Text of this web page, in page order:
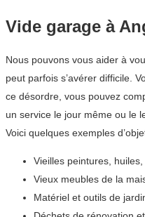
Vide garage à
Nous pouvons vous aider à
peut parfois s’avérer difficile.
ce désordre, vous pouvez
un service le jour même ou le
Voici quelques exemples
Vieilles peintures, huiles,
Vieux meubles de la
Matériel et outils de